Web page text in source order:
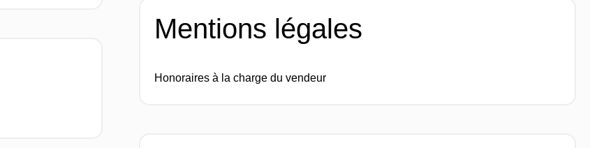
Mentions légales
Honoraires à la charge du vendeur